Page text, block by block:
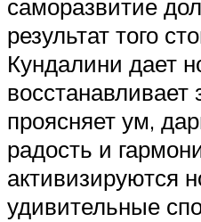
саморазвитие
результат того
Кундалини дает
восстанавливает
проясняет ум,
радость и
активизируются
удивительные